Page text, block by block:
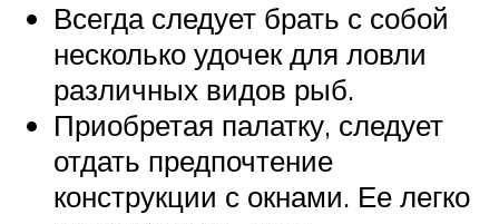
Всегда следует брать с собой
несколько удочек для ловли
различных видов рыб.
Приобретая палатку, следует
отдать предпочтение
конструкции с окнами. Ее легко